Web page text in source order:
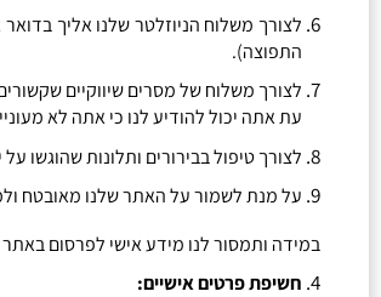
לצורך משלוח הניוזלטר שלנו אליך בדואר
התפוצה).
לצורך משלוח של מסרים שיווקיים
עת אתה יכול להודיע לנו כי אתה לא
לצורך טיפול בבירורים ותלונות שהוגשו על
על מנת לשמור על האתר שלנו מאובטח
במידה ותמסור לנו מידע אישי לפרסום באתר
חשיפת פרטים אישיים: